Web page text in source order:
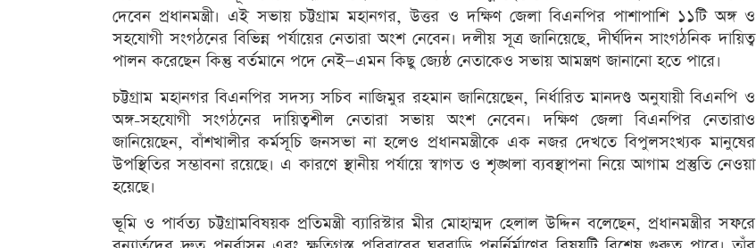
দেবেন প্রধানমন্ত্রী। এই সভায় চট্টগ্রাম মহানগর, উত্তর ও দক্ষিণ জেলা বিএনপির পাশাপাশি ১১টি অঙ্গ ও
সহযোগী সংগঠনের বিভিন্ন পর্যায়ের নেতারা অংশ নেবেন। দলীয় সূত্র জানিয়েছে, দীর্ঘদিন সাংগঠনিক দায়িত্ব
পালন করেছেন কিন্তু বর্তমানে পদে নেই—এমন কিছু জ্যেষ্ঠ নেতাকেও সভায় আমন্ত্রণ জানানো হতে পারে।
চট্টগ্রাম মহানগর বিএনপির সদস্য সচিব নাজিমুর রহমান জানিয়েছেন, নির্ধারিত মানদণ্ড অনুযায়ী বিএনপি ও
অঙ্গ-সহযোগী সংগঠনের দায়িত্বশীল নেতারা সভায় অংশ নেবেন। দক্ষিণ জেলা বিএনপির নেতারাও
জানিয়েছেন, বাঁশখালীর কর্মসূচি জনসভা না হলেও প্রধানমন্ত্রীকে এক নজর দেখতে বিপুলসংখ্যক মানুষের
উপস্থিতির সম্ভাবনা রয়েছে। এ কারণে স্থানীয় পর্যায়ে স্বাগত ও শৃঙ্খলা ব্যবস্থাপনা নিয়ে আগাম প্রস্তুতি নেওয়া
হয়েছে।
ভূমি ও পার্বত্য চট্টগ্রামবিষয়ক প্রতিমন্ত্রী ব্যারিস্টার মীর মোহাম্মদ হেলাল উদ্দিন বলেছেন, প্রধানমন্ত্রীর সফরে